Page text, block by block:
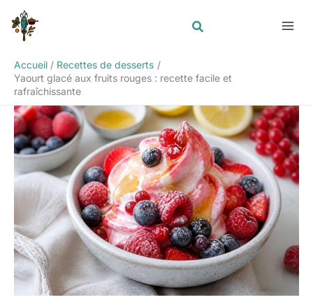
contenu
Accueil
Recettes de desserts
Yaourt glacé aux fruits rouges : recette facile et
rafraîchissante
Rechercher